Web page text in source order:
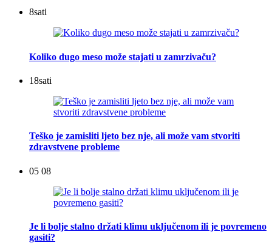
8sati
Koliko dugo meso može stajati u zamrzivaču?
18sati
Teško je zamisliti ljeto bez nje, ali može vam stvoriti
zdravstvene probleme
05 08
Je li bolje stalno držati klimu uključenom ili je povremeno
gasiti?